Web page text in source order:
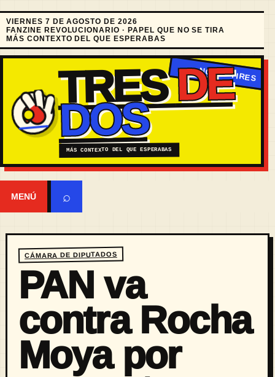
VIERNES 7 DE AGOSTO DE 2026
FANZINE REVOLUCIONARIO · PAPEL QUE NO SE TIRA
MÁS CONTEXTO DEL QUE ESPERABAS
TRESDE
DOS
MÁS CONTEXTO DEL QUE ESPERABAS
MENÚ ⌕
CÁMARA DE DIPUTADOS
PAN va
contra Rocha
Moya por